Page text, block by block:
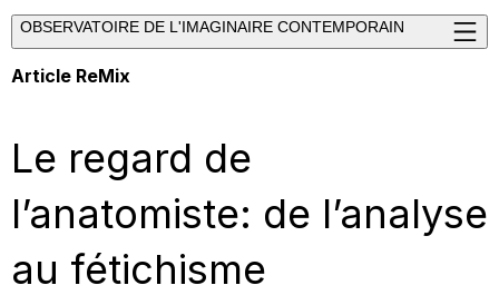
OBSERVATOIRE DE L'IMAGINAIRE CONTEMPORAIN
Article ReMix
Le regard de
l’anatomiste: de l’analyse
au fétichisme